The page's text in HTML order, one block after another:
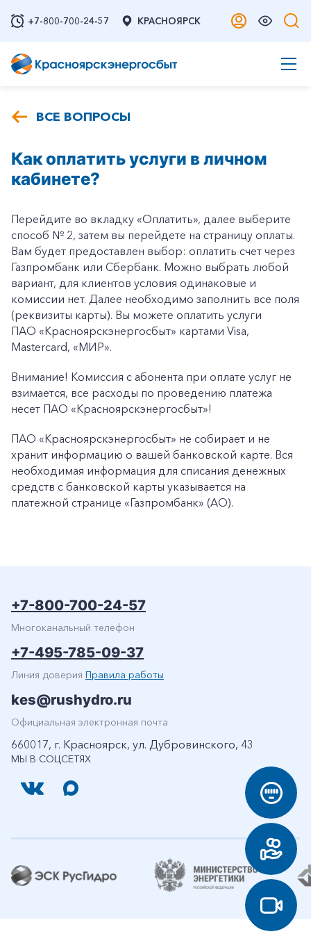
+7-800-700-24-57 КРАСНОЯРСК
Заказать обратный звонок
ВСЕ ВОПРОСЫ
Как оплатить услуги в личном
кабинете?
Перейдите во вкладку «Оплатить», далее выберите
способ № 2, затем вы перейдете на страницу оплаты.
Вам будет предоставлен выбор: оплатить счет через
Газпромбанк или Сбербанк. Можно выбрать любой
вариант, для клиентов условия одинаковые и
комиссии нет. Далее необходимо заполнить все поля
(реквизиты карты). Вы можете оплатить услуги
ПАО «Красноярскэнергосбыт» картами Visa,
Mastercard, «МИР».
Внимание! Комиссия с абонента при оплате услуг не
взимается, все расходы по проведению платежа
несет ПАО «Красноярскэнергосбыт»!
ПАО «Красноярскэнергосбыт» не собирает и не
хранит информацию о вашей банковской карте. Вся
необходимая информация для списания денежных
средств с банковской карты указывается на
платежной странице «Газпромбанк» (АО).
МЫ В СОЦСЕТЯХ
+7-800-700-24-57
Многоканальный телефон
+7-495-785-09-37
Линия доверия Правила работы
kes@rushydro.ru
Официальная электронная почта
660017, г. Красноярск, ул. Дубровинского, 43